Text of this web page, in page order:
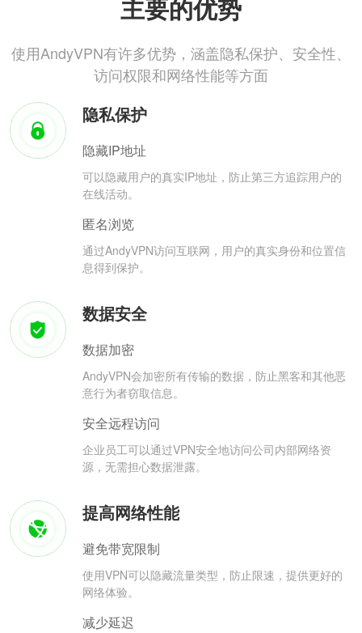
主要的优势
使用AndyVPN有许多优势，涵盖隐私保护、安全性、
访问权限和网络性能等方面
隐私保护
隐藏IP地址
可以隐藏用户的真实IP地址，防止第三方追踪用户的
在线活动。
匿名浏览
通过AndyVPN访问互联网，用户的真实身份和位置信
息得到保护。
数据安全
数据加密
AndyVPN会加密所有传输的数据，防止黑客和其他恶
意行为者窃取信息。
安全远程访问
企业员工可以通过VPN安全地访问公司内部网络资
源，无需担心数据泄露。
提高网络性能
避免带宽限制
使用VPN可以隐藏流量类型，防止限速，提供更好的
网络体验。
减少延迟